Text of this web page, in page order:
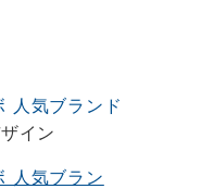
人気ブランド
イン
人気ブラン